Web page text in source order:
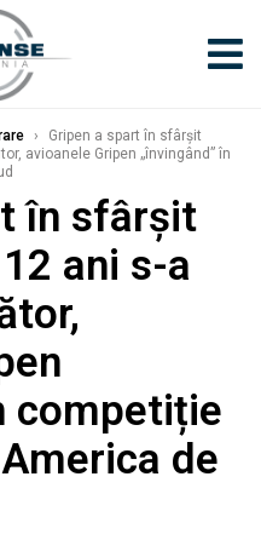
›
Gripen a spart în sfârșit
avioanele Gripen „învingând” în
în sfârșit
ani s-a
competiție
de